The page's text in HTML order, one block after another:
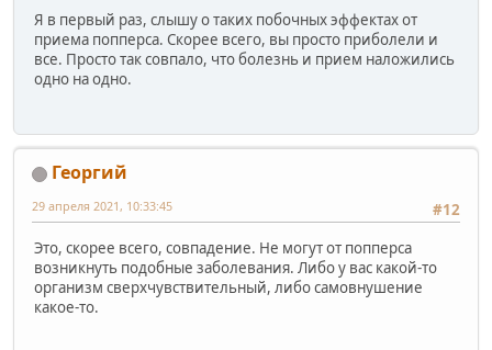
Я в первый раз, слышу о таких побочных эффектах от
приема попперса. Скорее всего, вы просто приболели и
все. Просто так совпало, что болезнь и прием наложились
одно на одно.
Георгий
#12
29 апреля 2021, 10:33:45
Это, скорее всего, совпадение. Не могут от попперса
возникнуть подобные заболевания. Либо у вас какой-то
организм сверхчувствительный, либо самовнушение
какое-то.